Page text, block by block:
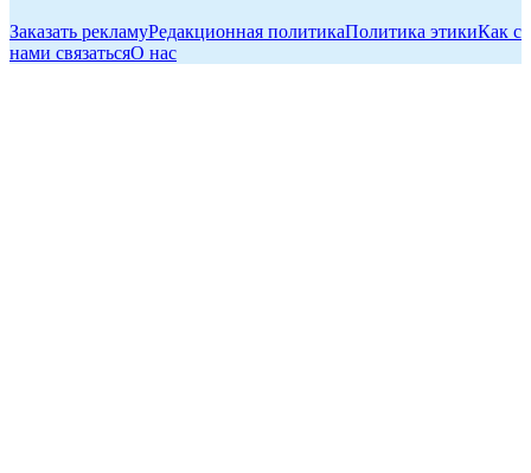
Заказать рекламуРедакционная политикаПолитика этикиКак с
нами связатьсяО нас